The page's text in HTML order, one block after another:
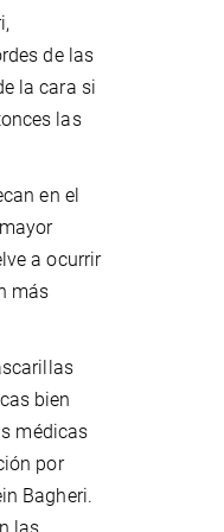
de las
la cara si
las
en el
a ocurrir
más
bien
médicas
por
Bagheri.